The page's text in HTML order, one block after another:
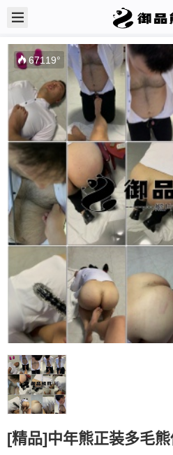
[精品]中年熊正装多毛
67119°